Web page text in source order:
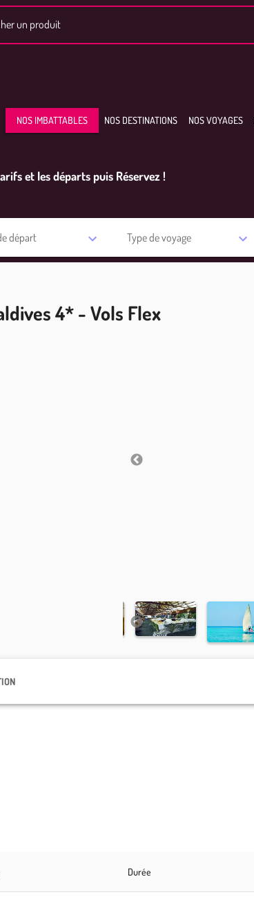
un produit
NOS IMBATTABLES NOS DESTINATIONS NOS VOYAGES
et les départs puis Réservez !
départ Type de voyage
4* - Vols Flex
Durée